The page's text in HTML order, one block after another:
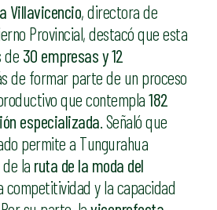
Villavicencio, directora de
Provincial, destacó que esta
de 30 empresas y 12
de formar parte de un proceso
que contempla182
especializada. Señaló que
permite a Tungurahua
la ruta de la moda del
competitividad y la capacidad